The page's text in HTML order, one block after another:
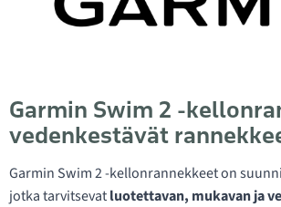
Garmin Swim 2 -
vedenkestävät
Garmin Swim 2 -kellonrannekkeet on
jotka tarvitsevatluotettavan, mukavan ja